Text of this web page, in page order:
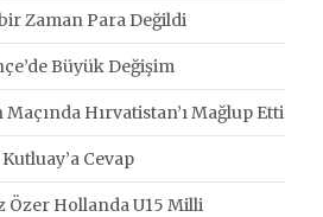
Zaman Para Değildi
Büyük Değişim
Hırvatistan’ı Mağlup Etti
Cevap
Hollanda U15 Milli